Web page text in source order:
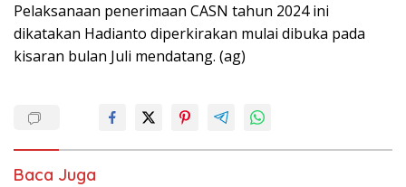
Pelaksanaan penerimaan CASN tahun 2024 ini
dikatakan Hadianto diperkirakan mulai dibuka pada
kisaran bulan Juli mendatang. (ag)
Baca Juga